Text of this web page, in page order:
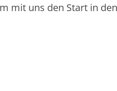
mit uns den Start in